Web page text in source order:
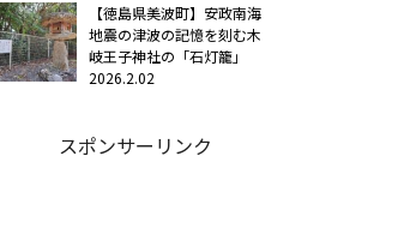
【徳島県美波町】安政南海
地震の津波の記憶を刻む木
岐王子神社の「石灯籠」
2026.2.02
スポンサーリンク